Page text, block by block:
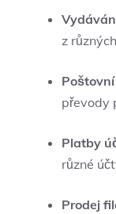
z
převody
Platby
různé
Prodej